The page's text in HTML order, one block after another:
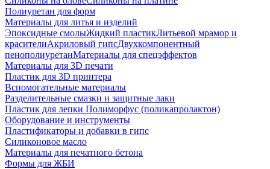
Полиуретан для форм
Материалы для литья и изделий
Эпоксидные смолыЖидкий пластикЛитьевой мрамор и
красителиАкриловый гипсДвухкомпонентный
пенополиуретанМатериалы для спецэффектов
Материалы для 3D печати
Пластик для 3D принтера
Вспомогательные материалы
Разделительные смазки и защитные лаки
Пластик для лепки Полиморфус (поликапролактон)
Оборудование и инструменты
Пластификаторы и добавки в гипс
Силиконовое масло
Материалы для печатного бетона
Формы для ЖБИ